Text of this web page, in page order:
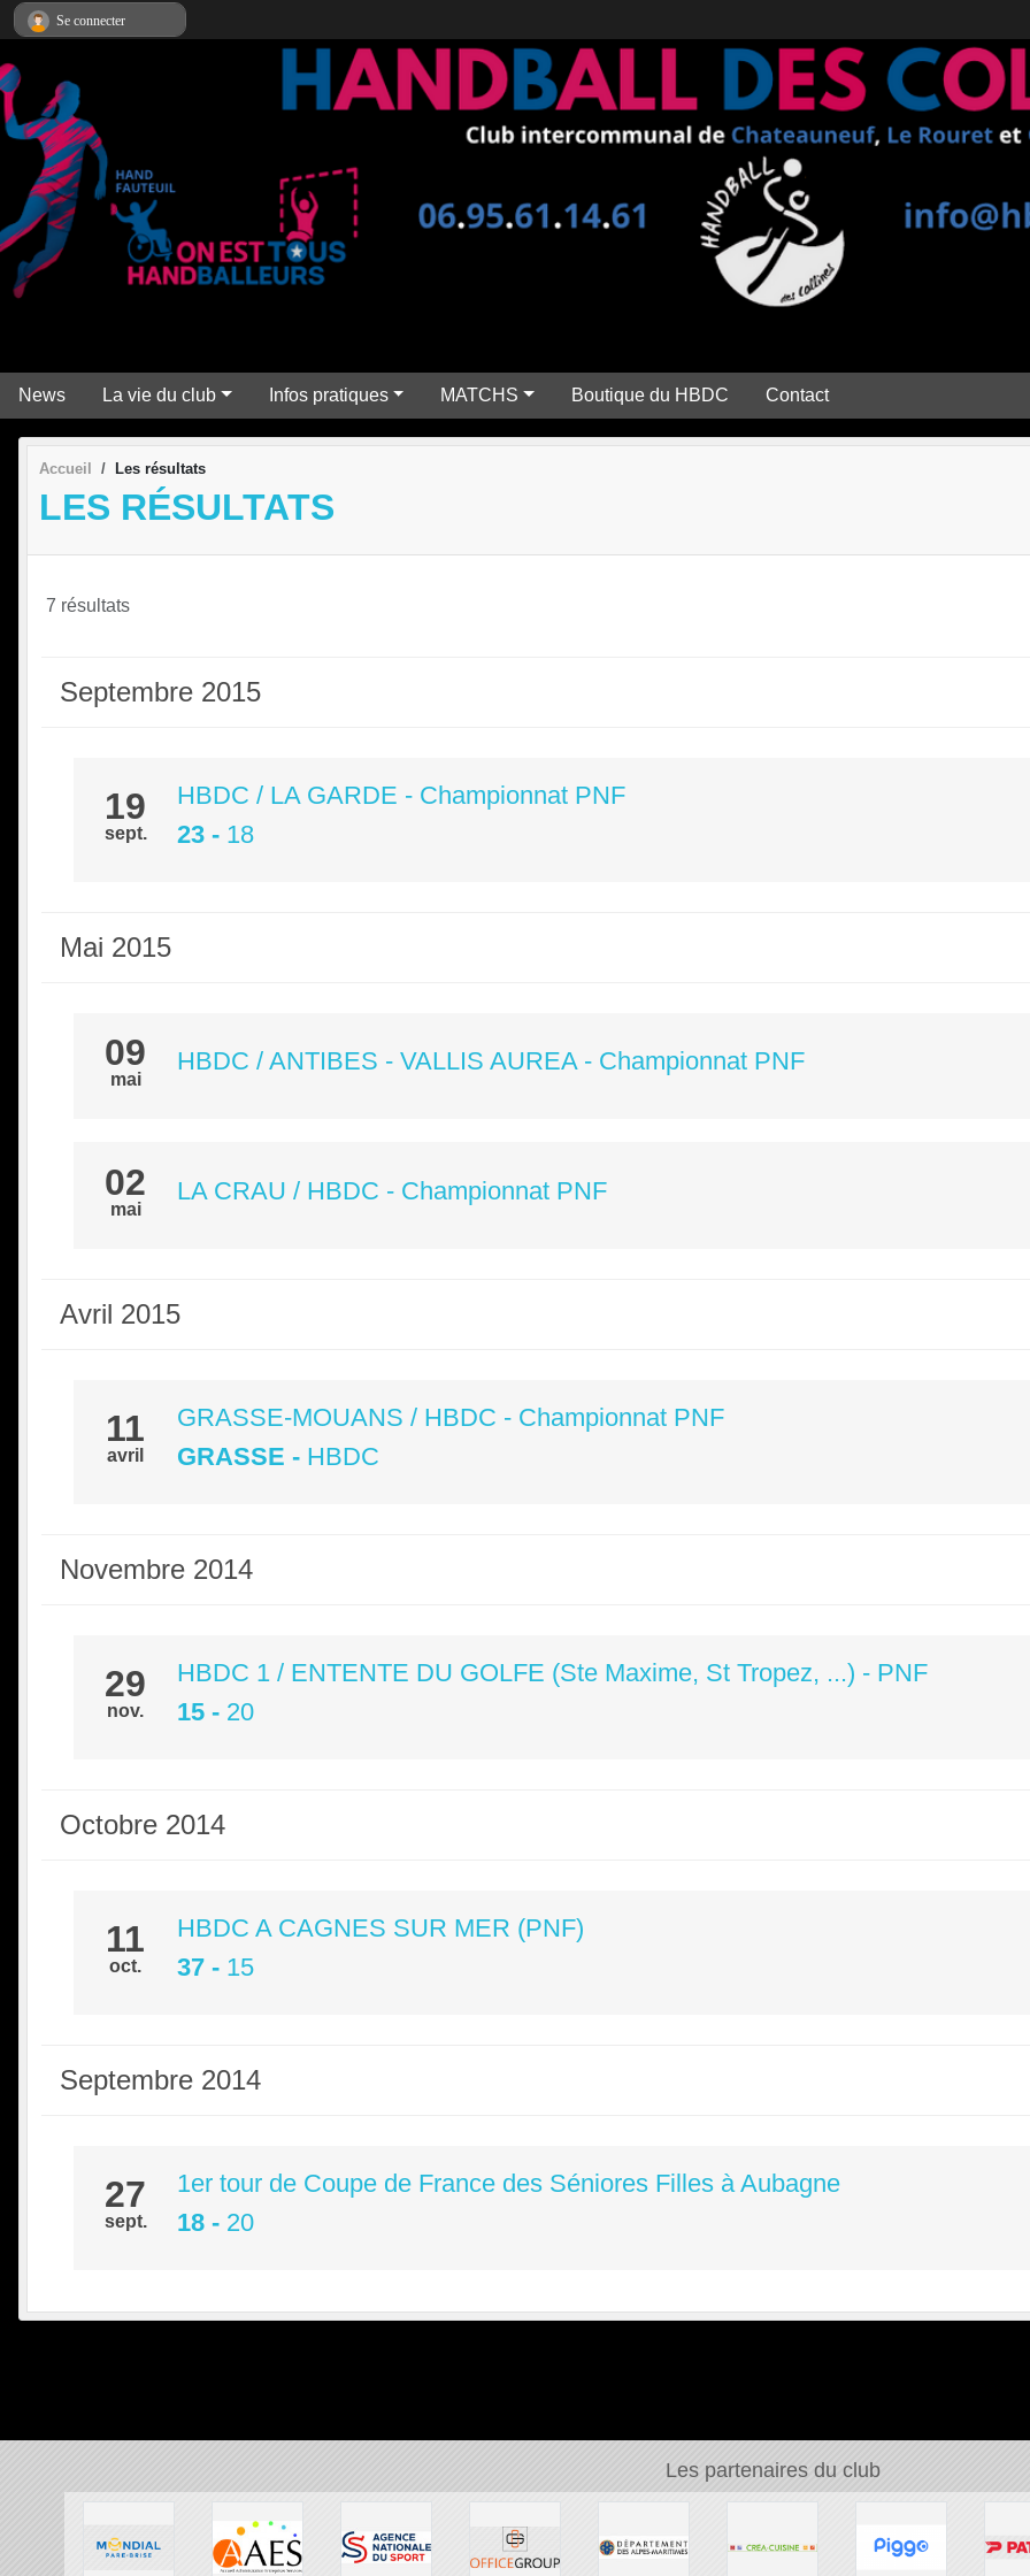
News La vie du club Infos pratiques MATCHS Boutique du HBDC Contact
Accueil Les résultats
LES RÉSULTATS
7 résultats
Septembre 2015
19
sept.
HBDC / LA GARDE - Championnat PNF
23 - 18
Mai 2015
09
mai
HBDC / ANTIBES - VALLIS AUREA - Championnat PNF
02
mai
LA CRAU / HBDC - Championnat PNF
Avril 2015
11
avril
GRASSE-MOUANS / HBDC - Championnat PNF
GRASSE - HBDC
Novembre 2014
29
nov.
HBDC 1 / ENTENTE DU GOLFE (Ste Maxime, St Tropez, ...) - PNF
15 - 20
Octobre 2014
11
oct.
HBDC A CAGNES SUR MER (PNF)
37 - 15
Septembre 2014
27
sept.
1er tour de Coupe de France des Séniores Filles à Aubagne
18 - 20
Les partenaires du club
Se connecter
Panneau de gestion des cookies